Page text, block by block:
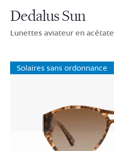
Dedalus Sun
Lunettes aviateur en acétate
Solaires sans ordonnance